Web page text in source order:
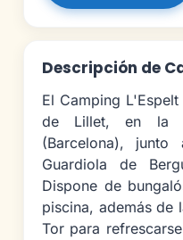
Descripción de
El Camping
de Lillet, en la
(Barcelona),
Guardiola de
Dispone de
piscina, además de
Tor para